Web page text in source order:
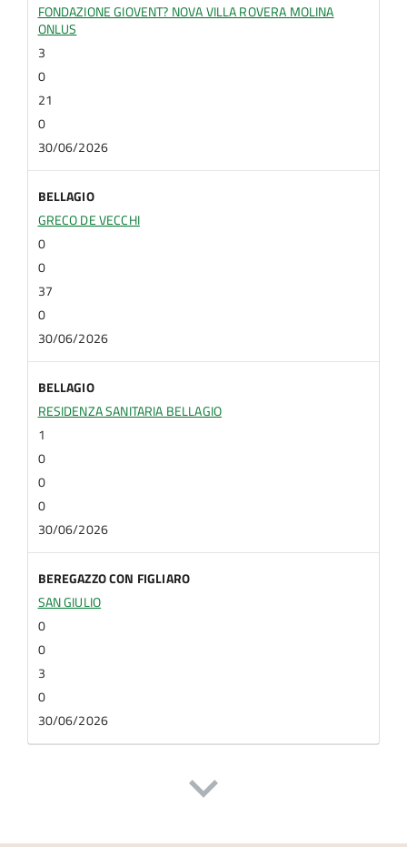
FONDAZIONE GIOVENT? NOVA VILLA ROVERA MOLINA
ONLUS
3
0
21
0
30/06/2026
BELLAGIO
GRECO DE VECCHI
0
0
37
0
30/06/2026
BELLAGIO
RESIDENZA SANITARIA BELLAGIO
1
0
0
0
30/06/2026
BEREGAZZO CON FIGLIARO
SAN GIULIO
0
0
3
0
30/06/2026